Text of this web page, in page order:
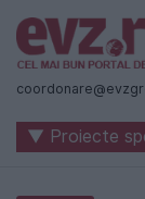
Știri
naționale
▼ Proiecte